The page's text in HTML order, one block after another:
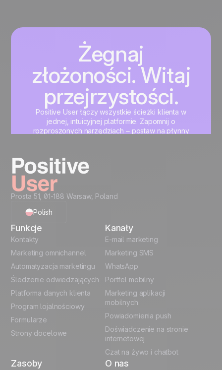
Żegnaj
złożoności. Witaj
przejrzystości.
Positive User łączy wszystkie ścieżki klienta w
jednej, intuicyjnej platformie. Zapomnij o
rozproszonych narzędziach – postaw na płynny
Prosta 51, 01-188 Warsaw, Poland
Polish
English
French
German
Italian
Español
Funkcje
Kontakty
Marketing omnichannel
Automatyzacja marketingu
Śledzenie odwiedzających
Platforma danych klienta
Program lojalnościowy
Formularze
Strony docelowe
Kanały
E-mail marketing
Marketing SMS
WhatsApp
Portfel mobilny
Marketing aplikacji
mobilnych
Powiadomienia push
Doświadczenie na stronie
internetowej
Czat na żywo i chatbot
Zasoby O nas